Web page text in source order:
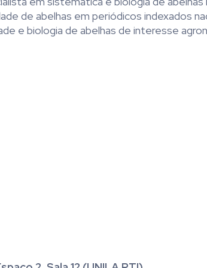
de de abelhas em periódicos indexados
de e biologia de abelhas de interesse